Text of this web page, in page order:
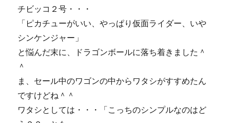
チビッコ２号・・・
「ピカチューがいい、やっぱり仮面ライダー、いや
シンケンジャー」
と悩んだ末に、ドラゴンボールに落ち着きました＾
＾
ま、セール中のワゴンの中からワタシがすすめたん
ですけどね＾＾
ワタシとしては・・・「こっちのシンプルなのはど